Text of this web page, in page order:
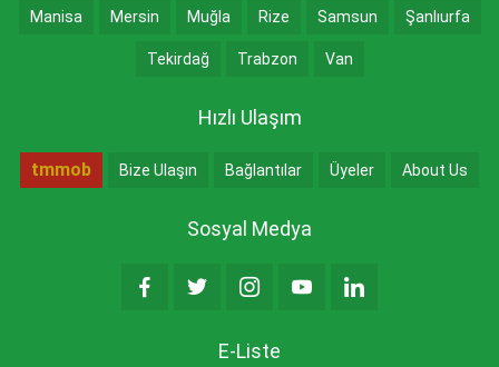
Manisa Mersin Muğla Rize Samsun Şanlıurfa
Tekirdağ Trabzon Van
Hızlı Ulaşım
tmmob Bize Ulaşın Bağlantılar Üyeler About Us
Sosyal Medya
E-Liste